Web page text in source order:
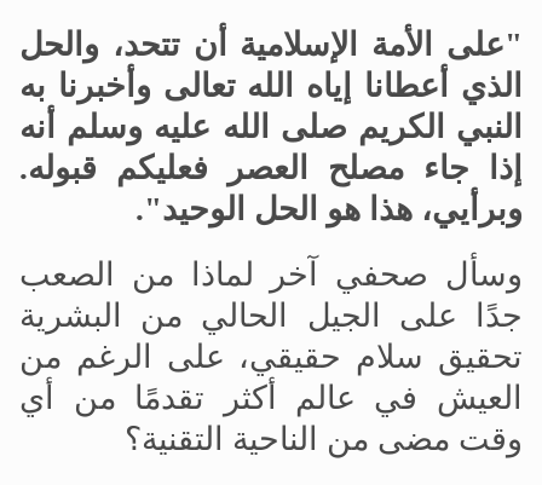
"على الأمة الإسلامية أن تتحد، والحل
الذي أعطانا إياه الله تعالى وأخبرنا به
النبي الكريم صلى الله عليه وسلم أنه
إذا جاء مصلح العصر فعليكم قبوله.
وبرأيي، هذا هو الحل الوحيد".
وسأل صحفي آخر لماذا من الصعب
جدًا على الجيل الحالي من البشرية
تحقيق سلام حقيقي، على الرغم من
العيش في عالم أكثر تقدمًا من أي
وقت مضى من الناحية التقنية؟